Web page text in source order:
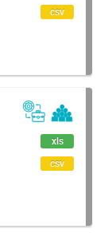
csv
xls
csv